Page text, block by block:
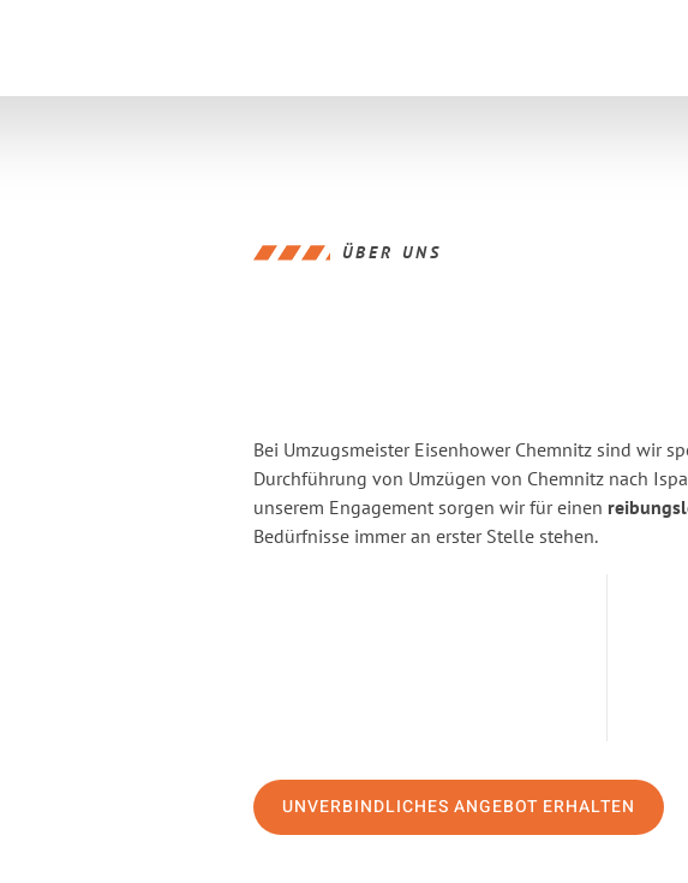
ÜBER UNS
Bei Umzugsmeister Eisenhower Chemnitz sind wir
Durchführung von Umzügen von Chemnitz nach
unserem Engagement sorgen wir für einen
Bedürfnisse immer an erster Stelle stehen.
UNVERBINDLICHES ANGEBOT ERHALTEN